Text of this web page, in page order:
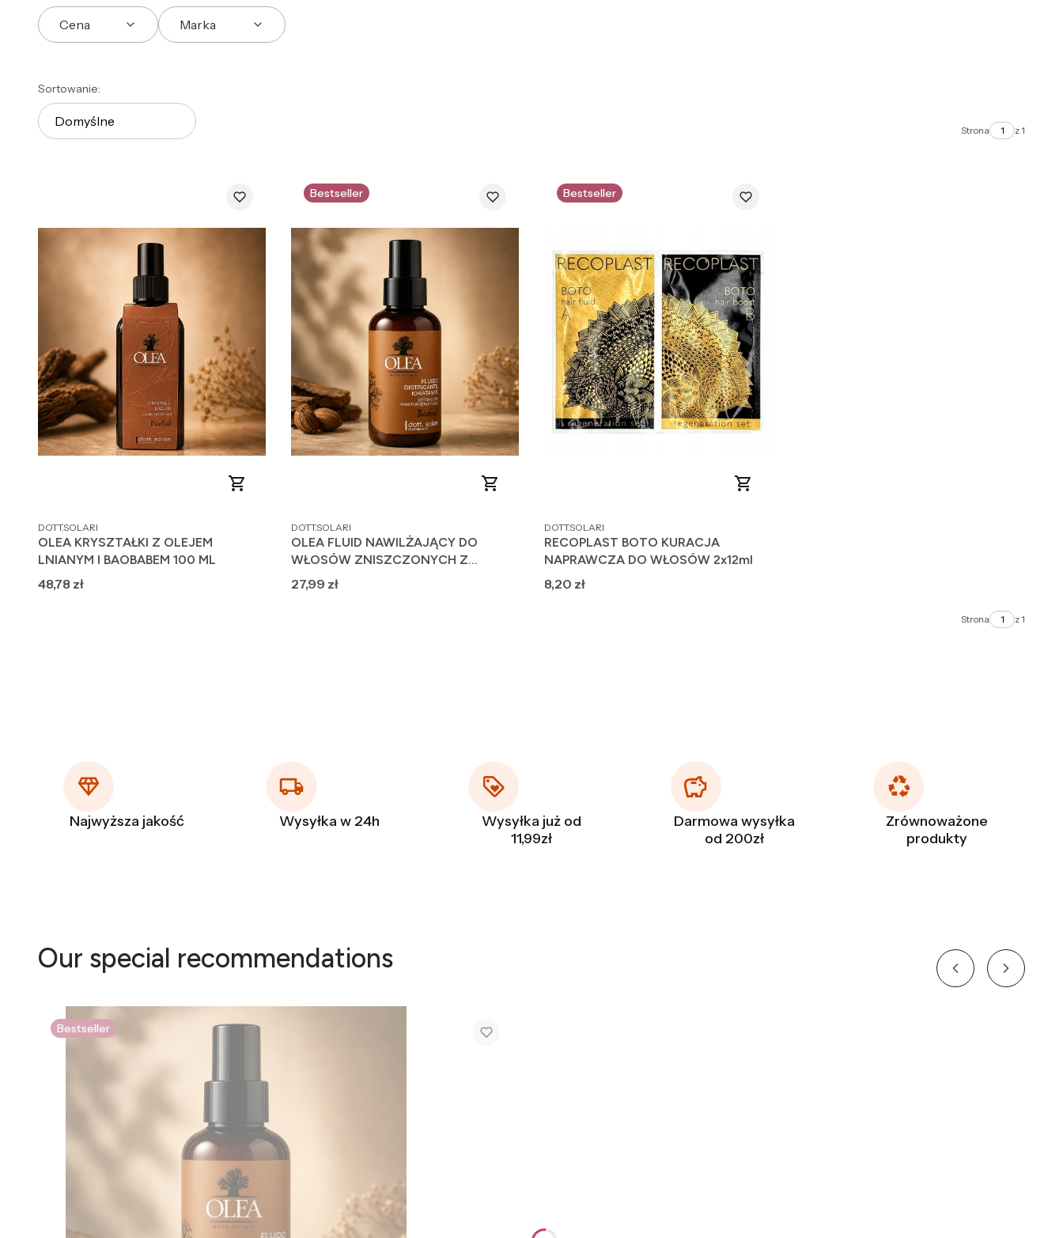
Cena Marka
Lista produktów
Sortowanie:
Domyślne
Strona z 1
PRODUCENT
DOTT.SOLARI
OLEA KRYSZTAŁKI Z OLEJEM
LNIANYM I BAOBABEM 100 ML
Cena
48,78 zł
Bestseller
PRODUCENT
DOTT.SOLARI
OLEA FLUID NAWILŻAJĄCY DO
WŁOSÓW ZNISZCZONYCH Z
BAOBABEM 150ml
Cena
27,99 zł
Bestseller
PRODUCENT
DOTT.SOLARI
RECOPLAST BOTO KURACJA
NAPRAWCZA DO WŁOSÓW 2x12ml
Cena
8,20 zł
Strona z 1
Najwyższa jakość Wysyłka w 24h
Wysyłka już od
11,99zł
Darmowa wysyłka
od 200zł
Zrównoważone
produkty
Our special recommendations
Bestseller